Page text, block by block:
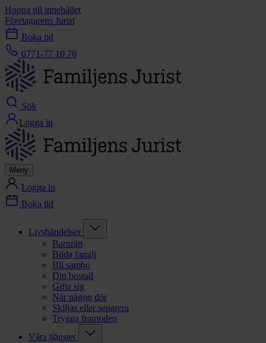
Hoppa till innehållet
Företagarens Jurist
Boka tid
0771-77 10 70
Sök
Logga in
Meny
Logga in
Boka tid
Livshändelser
Barnrätt
Bilda familj
Bli sambo
Din bostad
Gifta sig
När någon dör
Skiljas eller separera
Trygga framtiden
Våra tjänster